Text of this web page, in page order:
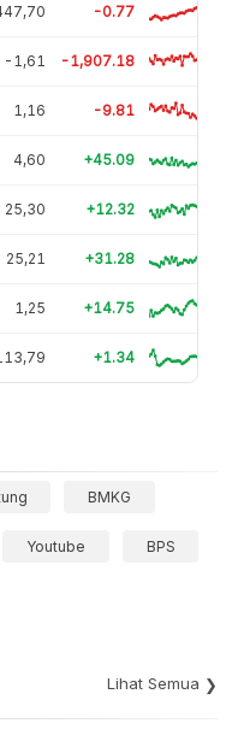
-0.77
-1,61 -1,907.18
1,16 -9.81
4,60 +45.09
25,30 +12.32
25,21 +31.28
1,25 +14.75
+1.34
BMKG
Youtube BPS
Lihat Semua